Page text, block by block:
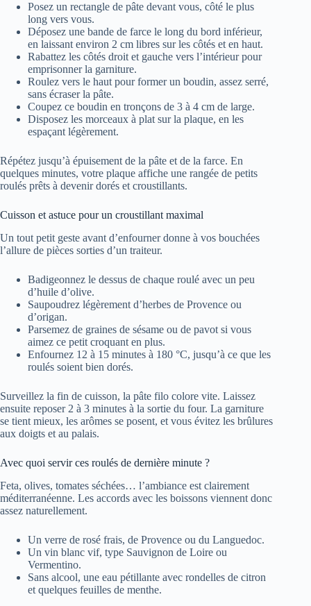
Posez un rectangle de pâte devant vous, côté le plus
long vers vous.
Déposez une bande de farce le long du bord inférieur,
en laissant environ 2 cm libres sur les côtés et en haut.
Rabattez les côtés droit et gauche vers l’intérieur pour
emprisonner la garniture.
Roulez vers le haut pour former un boudin, assez serré,
sans écraser la pâte.
Coupez ce boudin en tronçons de 3 à 4 cm de large.
Disposez les morceaux à plat sur la plaque, en les
espaçant légèrement.
Répétez jusqu’à épuisement de la pâte et de la farce. En
quelques minutes, votre plaque affiche une rangée de petits
roulés prêts à devenir dorés et croustillants.
Cuisson et astuce pour un croustillant maximal
Un tout petit geste avant d’enfourner donne à vos bouchées
l’allure de pièces sorties d’un traiteur.
Badigeonnez le dessus de chaque roulé avec un peu
d’huile d’olive.
Saupoudrez légèrement d’herbes de Provence ou
d’origan.
Parsemez de graines de sésame ou de pavot si vous
aimez ce petit croquant en plus.
Enfournez 12 à 15 minutes à 180 °C, jusqu’à ce que les
roulés soient bien dorés.
Surveillez la fin de cuisson, la pâte filo colore vite. Laissez
ensuite reposer 2 à 3 minutes à la sortie du four. La garniture
se tient mieux, les arômes se posent, et vous évitez les brûlures
aux doigts et au palais.
Avec quoi servir ces roulés de dernière minute ?
Feta, olives, tomates séchées… l’ambiance est clairement
méditerranéenne. Les accords avec les boissons viennent donc
assez naturellement.
Un verre de rosé frais, de Provence ou du Languedoc.
Un vin blanc vif, type Sauvignon de Loire ou
Vermentino.
Sans alcool, une eau pétillante avec rondelles de citron
et quelques feuilles de menthe.